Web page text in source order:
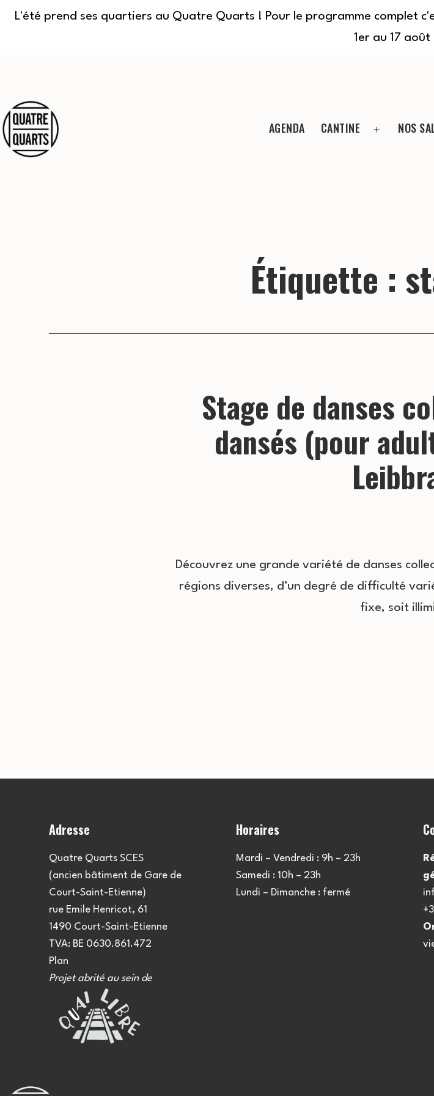
L'été prend ses quartiers au Quatre Quarts ! Pour le programme complet
1er au 17 août
contenu
AGENDA CANTINE NOS
Étiquette :
Stage de danses
dansés (pour
Découvrez une grande variété de danses
régions diverses, d’un degré de difficulté
fixe, soit
Adresse
Quatre Quarts SCES
(ancien bâtiment de Gare de
Court-Saint-Etienne)
rue Emile Henricot, 61
1490 Court-Saint-Etienne
TVA: BE 0630.861.472
Plan
Projet abrité au sein de
Horaires
Mardi – Vendredi : 9h – 23h
Samedi : 10h – 23h
Lundi – Dimanche : fermé